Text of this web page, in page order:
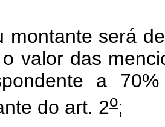
montante será
valor das
a
do art. 2o;